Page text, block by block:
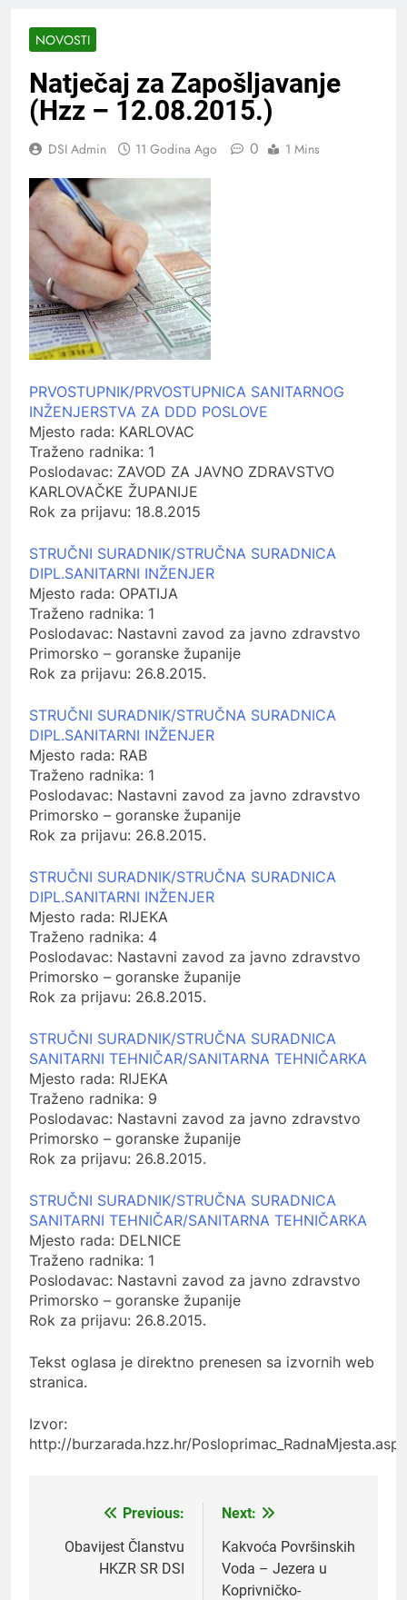
NOVOSTI
Natječaj za Zapošljavanje
(Hzz – 12.08.2015.)
DSI Admin 11 Godina Ago 0 1 Mins
PRVOSTUPNIK/PRVOSTUPNICA SANITARNOG
INŽENJERSTVA ZA DDD POSLOVE
Mjesto rada: KARLOVAC
Traženo radnika: 1
Poslodavac: ZAVOD ZA JAVNO ZDRAVSTVO
KARLOVAČKE ŽUPANIJE
Rok za prijavu: 18.8.2015
STRUČNI SURADNIK/STRUČNA SURADNICA
DIPL.SANITARNI INŽENJER
Mjesto rada: OPATIJA
Traženo radnika: 1
Poslodavac: Nastavni zavod za javno zdravstvo
Primorsko – goranske županije
Rok za prijavu: 26.8.2015.
STRUČNI SURADNIK/STRUČNA SURADNICA
DIPL.SANITARNI INŽENJER
Mjesto rada: RAB
Traženo radnika: 1
Poslodavac: Nastavni zavod za javno zdravstvo
Primorsko – goranske županije
Rok za prijavu: 26.8.2015.
STRUČNI SURADNIK/STRUČNA SURADNICA
DIPL.SANITARNI INŽENJER
Mjesto rada: RIJEKA
Traženo radnika: 4
Poslodavac: Nastavni zavod za javno zdravstvo
Primorsko – goranske županije
Rok za prijavu: 26.8.2015.
STRUČNI SURADNIK/STRUČNA SURADNICA
SANITARNI TEHNIČAR/SANITARNA TEHNIČARKA
Mjesto rada: RIJEKA
Traženo radnika: 9
Poslodavac: Nastavni zavod za javno zdravstvo
Primorsko – goranske županije
Rok za prijavu: 26.8.2015.
STRUČNI SURADNIK/STRUČNA SURADNICA
SANITARNI TEHNIČAR/SANITARNA TEHNIČARKA
Mjesto rada: DELNICE
Traženo radnika: 1
Poslodavac: Nastavni zavod za javno zdravstvo
Primorsko – goranske županije
Rok za prijavu: 26.8.2015.
Tekst oglasa je direktno prenesen sa izvornih web
stranica.
Izvor:
http://burzarada.hzz.hr/Posloprimac_RadnaMjesta.aspx
Navigacija
objava
Previous:
Obavijest Članstvu
HKZR SR DSI
Next:
Kakvoća Površinskih
Voda – Jezera u
Koprivničko-